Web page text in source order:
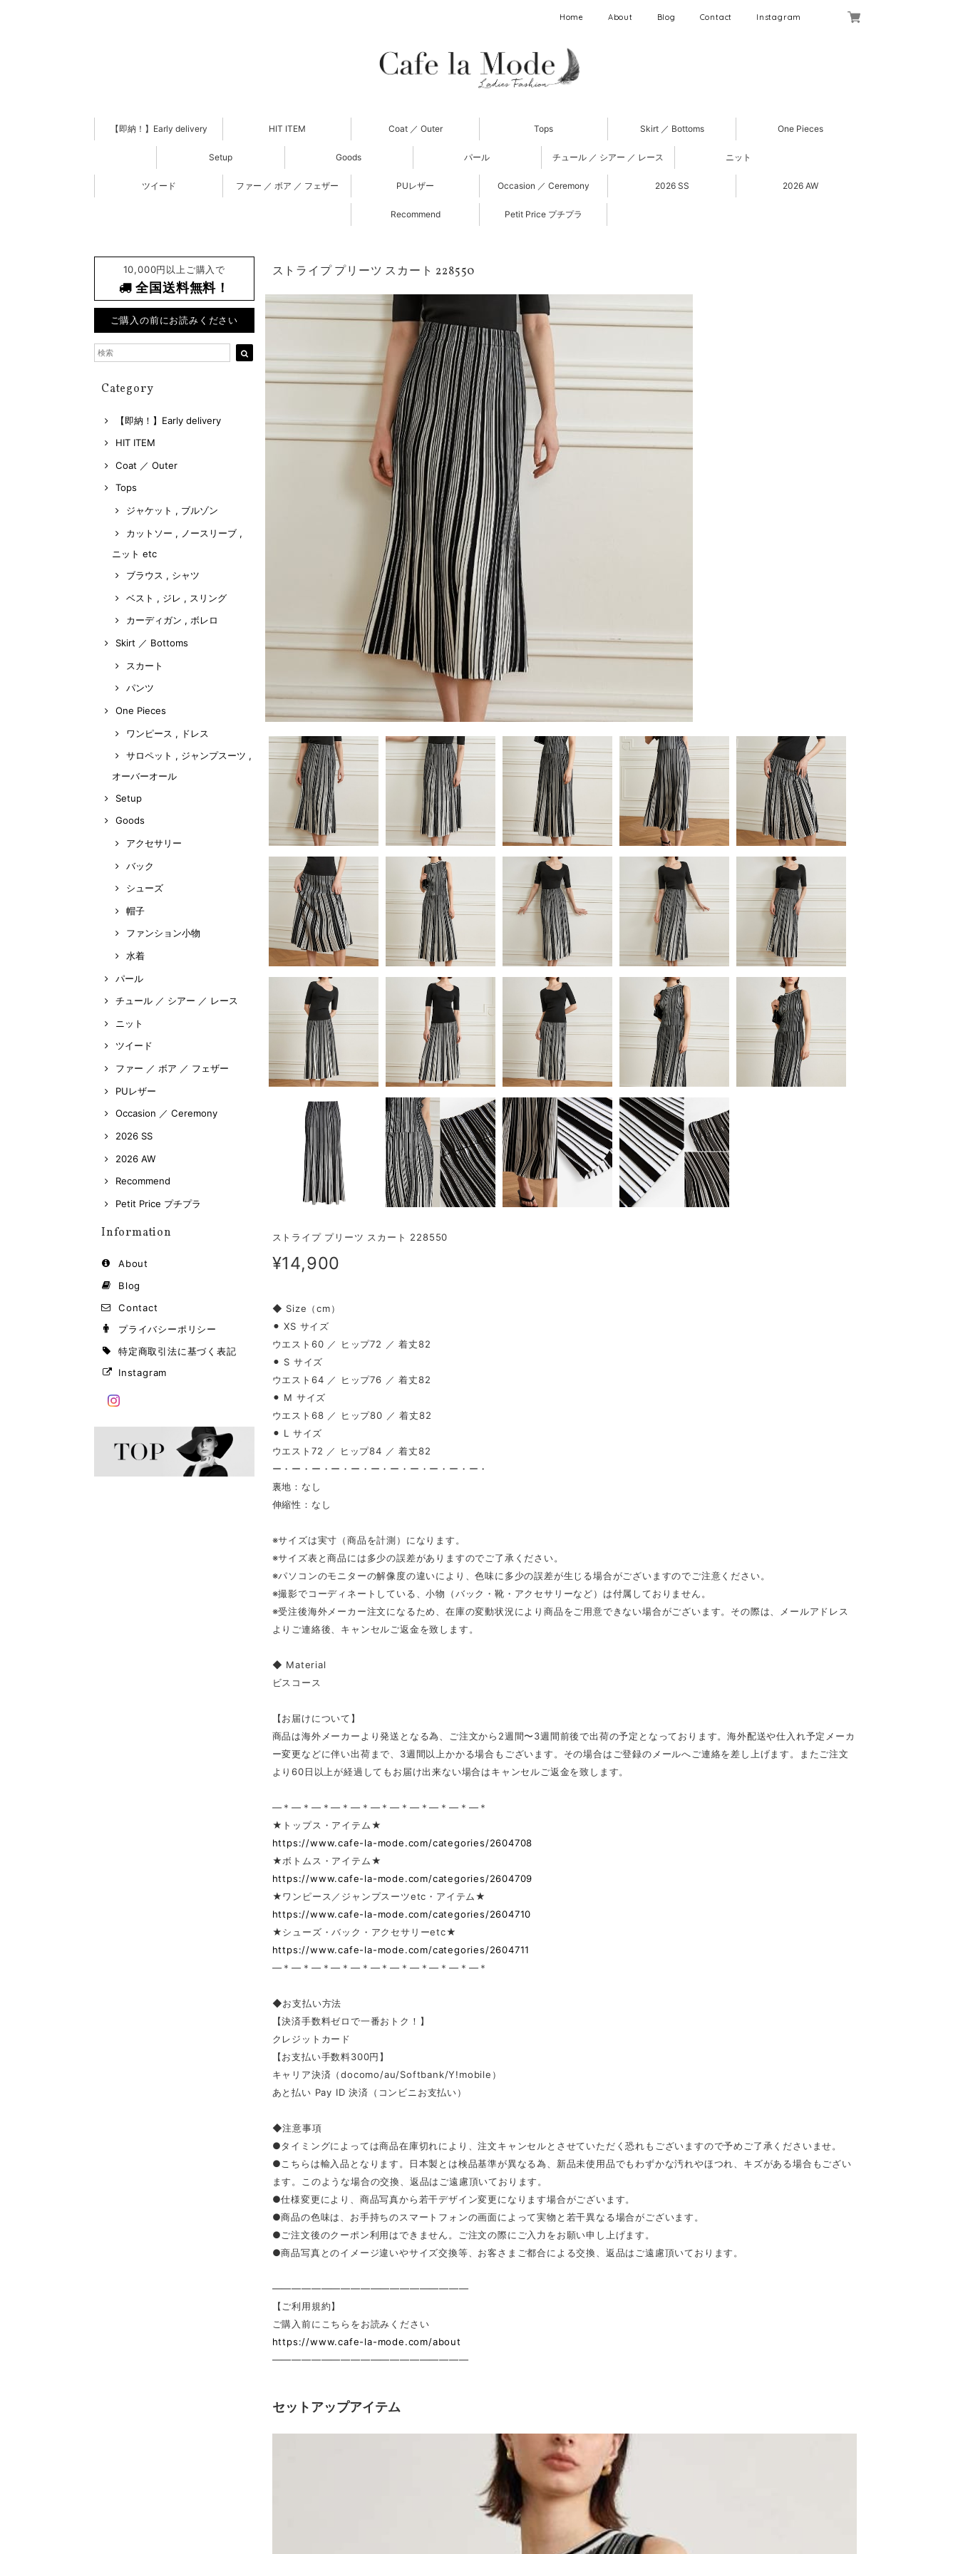
Home About Blog Contact Instagram
【即納！】Early delivery HIT ITEM Coat ／ Outer Tops Skirt ／ Bottoms One Pieces
Setup Goods パール チュール ／ シアー ／ レース ニット
ツイード ファー ／ ボア ／ フェザー PUレザー Occasion ／ Ceremony 2026 SS 2026 AW
Recommend Petit Price プチプラ
10,000円以上ご購入で
全国送料無料！
ご購入の前にお読みください
Category
【即納！】Early delivery
HIT ITEM
Coat ／ Outer
Tops
ジャケット , ブルゾン
カットソー , ノースリーブ ,
ニット etc
ブラウス , シャツ
ベスト , ジレ , スリング
カーディガン , ボレロ
Skirt ／ Bottoms
スカート
パンツ
One Pieces
ワンピース , ドレス
サロペット , ジャンプスーツ ,
オーバーオール
Setup
Goods
アクセサリー
バック
シューズ
帽子
ファンション小物
水着
パール
チュール ／ シアー ／ レース
ニット
ツイード
ファー ／ ボア ／ フェザー
PUレザー
Occasion ／ Ceremony
2026 SS
2026 AW
Recommend
Petit Price プチプラ
Information
About
Blog
Contact
プライバシーポリシー
特定商取引法に基づく表記
Instagram
ストライプ プリーツ スカート 228550
ストライプ プリーツ スカート 228550
¥14,900
◆ Size（cm）
⚫︎ XS サイズ
ウエスト60 ／ ヒップ72 ／ 着丈82
⚫︎ S サイズ
ウエスト64 ／ ヒップ76 ／ 着丈82
⚫︎ M サイズ
ウエスト68 ／ ヒップ80 ／ 着丈82
⚫︎ L サイズ
ウエスト72 ／ ヒップ84 ／ 着丈82
ー・ー・ー・ー・ー・ー・ー・ー・ー・ー・ー・
裏地：なし
伸縮性：なし
※サイズは実寸（商品を計測）になります。
※サイズ表と商品には多少の誤差がありますのでご了承ください。
※パソコンのモニターの解像度の違いにより、色味に多少の誤差が生じる場合がございますのでご注意ください。
※撮影でコーディネートしている、小物（バック・靴・アクセサリーなど）は付属しておりません。
※受注後海外メーカー注文になるため、在庫の変動状況により商品をご用意できない場合がございます。その際は、メールアドレス
よりご連絡後、キャンセルご返金を致します。
◆ Material
ビスコース
【お届けについて】
商品は海外メーカーより発送となる為、ご注文から2週間〜3週間前後で出荷の予定となっております。海外配送や仕入れ予定メーカ
ー変更などに伴い出荷まで、3週間以上かかる場合もございます。その場合はご登録のメールへご連絡を差し上げます。またご注文
より60日以上が経過してもお届け出来ない場合はキャンセルご返金を致します。
—＊—＊—＊—＊—＊—＊—＊—＊—＊—＊—＊
★トップス・アイテム★
https://www.cafe-la-mode.com/categories/2604708
★ボトムス・アイテム★
https://www.cafe-la-mode.com/categories/2604709
★ワンピース／ジャンプスーツetc・アイテム★
https://www.cafe-la-mode.com/categories/2604710
★シューズ・バック・アクセサリーetc★
https://www.cafe-la-mode.com/categories/2604711
—＊—＊—＊—＊—＊—＊—＊—＊—＊—＊—＊
◆お支払い方法
【決済手数料ゼロで一番おトク！】
クレジットカード
【お支払い手数料300円】
キャリア決済（docomo/au/Softbank/Y!mobile）
あと払い Pay ID 決済（コンビニお支払い）
◆注意事項
●タイミングによっては商品在庫切れにより、注文キャンセルとさせていただく恐れもございますので予めご了承くださいませ。
●こちらは輸入品となります。日本製とは検品基準が異なる為、新品未使用品でもわずかな汚れやほつれ、キズがある場合もござい
ます。このような場合の交換、返品はご遠慮頂いております。
●仕様変更により、商品写真から若干デザイン変更になります場合がございます。
●商品の色味は、お手持ちのスマートフォンの画面によって実物と若干異なる場合がございます。
●ご注文後のクーポン利用はできません。ご注文の際にご入力をお願い申し上げます。
●商品写真とのイメージ違いやサイズ交換等、お客さまご都合による交換、返品はご遠慮頂いております。
————————————————————
【ご利用規約】
ご購入前にこちらをお読みください
https://www.cafe-la-mode.com/about
————————————————————
セットアップアイテム